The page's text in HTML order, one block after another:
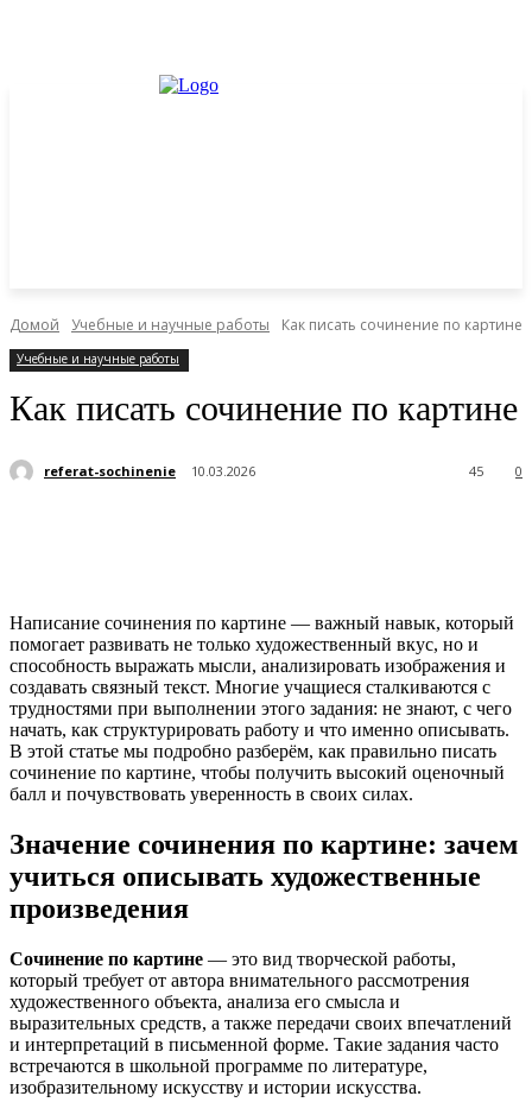
Домой Учебные и научные работы Как писать сочинение по картине
Учебные и научные работы
Как писать сочинение по картине
referat-sochinenie 10.03.2026 0
45
Написание сочинения по картине — важный навык, который
помогает развивать не только художественный вкус, но и
способность выражать мысли, анализировать изображения и
создавать связный текст. Многие учащиеся сталкиваются с
трудностями при выполнении этого задания: не знают, с чего
начать, как структурировать работу и что именно описывать.
В этой статье мы подробно разберём, как правильно писать
сочинение по картине, чтобы получить высокий оценочный
балл и почувствовать уверенность в своих силах.
Значение сочинения по картине: зачем
учиться описывать художественные
произведения
Сочинение по картине — это вид творческой работы,
который требует от автора внимательного рассмотрения
художественного объекта, анализа его смысла и
выразительных средств, а также передачи своих впечатлений
и интерпретаций в письменной форме. Такие задания часто
встречаются в школьной программе по литературе,
изобразительному искусству и истории искусства.